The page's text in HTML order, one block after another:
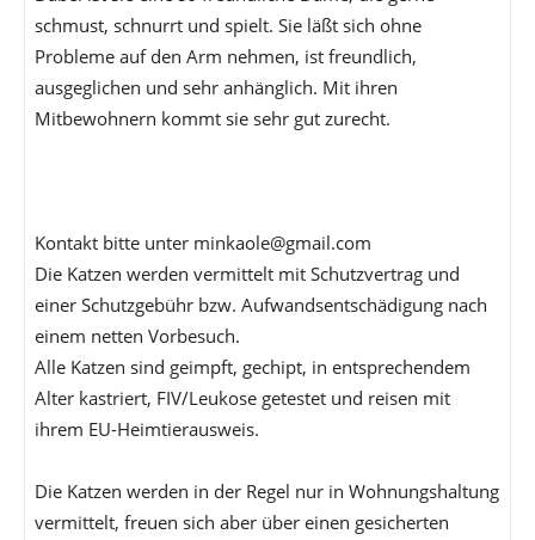
schmust, schnurrt und spielt. Sie läßt sich ohne
Probleme auf den Arm nehmen, ist freundlich,
ausgeglichen und sehr anhänglich. Mit ihren
Mitbewohnern kommt sie sehr gut zurecht.
Kontakt bitte unter minkaole@gmail.com
Die Katzen werden vermittelt mit Schutzvertrag und
einer Schutzgebühr bzw. Aufwandsentschädigung nach
einem netten Vorbesuch.
Alle Katzen sind geimpft, gechipt, in entsprechendem
Alter kastriert, FIV/Leukose getestet und reisen mit
ihrem EU-Heimtierausweis.
Die Katzen werden in der Regel nur in Wohnungshaltung
vermittelt, freuen sich aber über einen gesicherten